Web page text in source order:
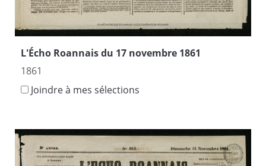
L'Écho Roannais du 17 novembre 1861
1861
Joindre à mes sélections